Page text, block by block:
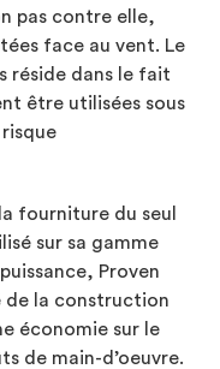
pas contre elle,
face au vent. Le
réside dans le fait
être utilisées sous
risque
fourniture du seul
sur sa gamme
Proven
de la construction
économie sur le
de main-d’oeuvre.